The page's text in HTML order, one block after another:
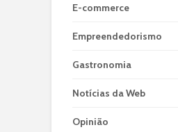
E-commerce
Empreendedorismo
Gastronomia
Notícias da Web
Opinião